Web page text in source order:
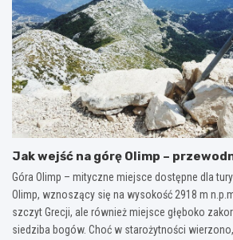
Jak wejść na górę Olimp –
Góra Olimp – mityczne miejsce dostępne dla
Olimp, wznoszący się na wysokość 2918 m
szczyt Grecji, ale również miejsce głęboko
siedziba bogów. Choć w starożytności